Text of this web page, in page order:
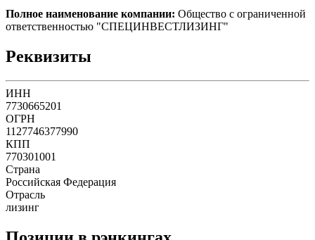
Полное наименование компании: Общество с ограниченной
ответственностью "СПЕЦИНВЕСТЛИЗИНГ"
Реквизиты
ИНН
7730665201
ОГРН
1127746377990
КПП
770301001
Страна
Российская Федерация
Отрасль
лизинг